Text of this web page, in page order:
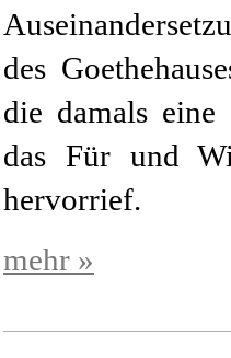
des
die damals eine
das Für und
hervorrief.
mehr »